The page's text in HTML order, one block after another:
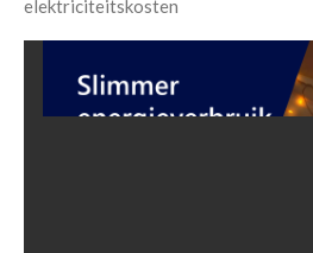
elektriciteitskosten